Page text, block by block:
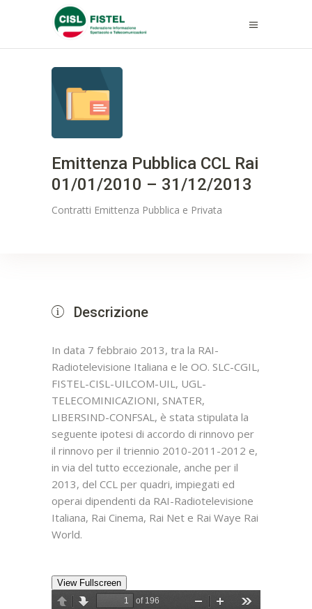
Emittenza Pubblica CCL Rai
01/01/2010 – 31/12/2013
Contratti Emittenza Pubblica e Privata
Descrizione
In data 7 febbraio 2013, tra la RAI-
Radiotelevisione Italiana e le OO. SLC-CGIL,
FISTEL-CISL-UILCOM-UIL, UGL-
TELECOMINICAZIONI, SNATER,
LIBERSIND-CONFSAL, è stata stipulata la
seguente ipotesi di accordo di rinnovo per
il rinnovo per il triennio 2010-2011-2012 e,
in via del tutto eccezionale, anche per il
2013, del CCL per quadri, impiegati ed
operai dipendenti da RAI-Radiotelevisione
Italiana, Rai Cinema, Rai Net e Rai Waye Rai
World.
View Fullscreen